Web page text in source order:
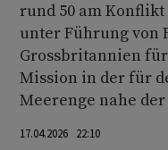
rund 50 am
unter Führung von
Grossbritannien
Mission in der für
Meerenge nahe
17.04.2026 22:10